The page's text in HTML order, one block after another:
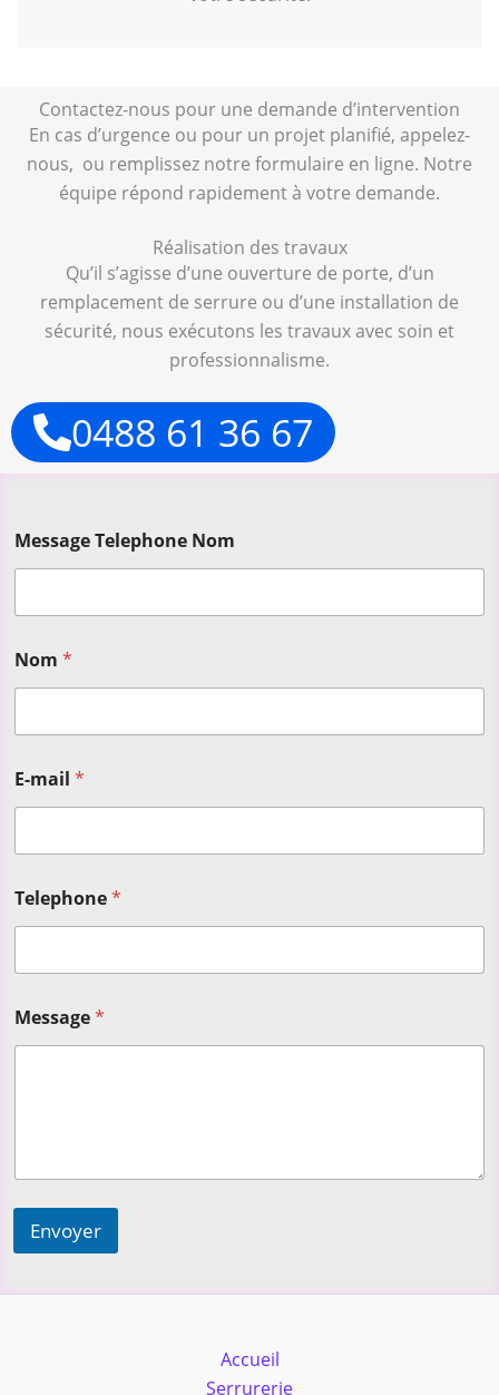
Contactez-nous pour une demande d’intervention
En cas d’urgence ou pour un projet planifié, appelez-
nous, ou remplissez notre formulaire en ligne. Notre
équipe répond rapidement à votre demande.
Réalisation des travaux
Qu’il s’agisse d’une ouverture de porte, d’un
remplacement de serrure ou d’une installation de
sécurité, nous exécutons les travaux avec soin et
professionnalisme.
0488 61 36 67
Message Telephone Nom
Nom *
E-mail *
Telephone*
Message*
Envoyer
Accueil
Serrurerie